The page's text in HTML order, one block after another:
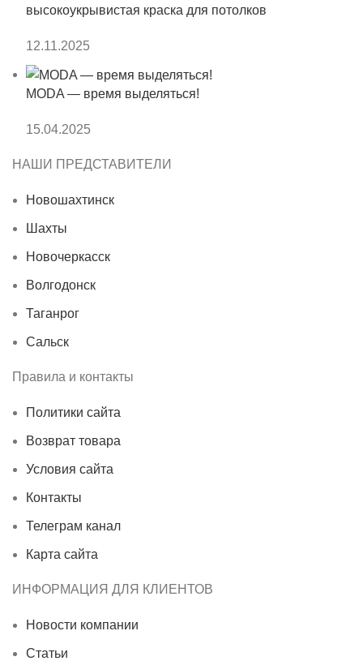
высокоукрывистая краска для потолков
12.11.2025
MODA — время выделяться!
15.04.2025
НАШИ ПРЕДСТАВИТЕЛИ
Новошахтинск
Шахты
Новочеркасск
Волгодонск
Таганрог
Сальск
Правила и контакты
Политики сайта
Возврат товара
Условия сайта
Контакты
Телеграм канал
Карта сайта
ИНФОРМАЦИЯ ДЛЯ КЛИЕНТОВ
Новости компании
Статьи